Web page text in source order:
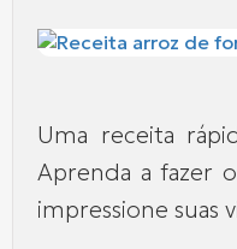
Uma receita
Aprenda a fazer
impressione suas